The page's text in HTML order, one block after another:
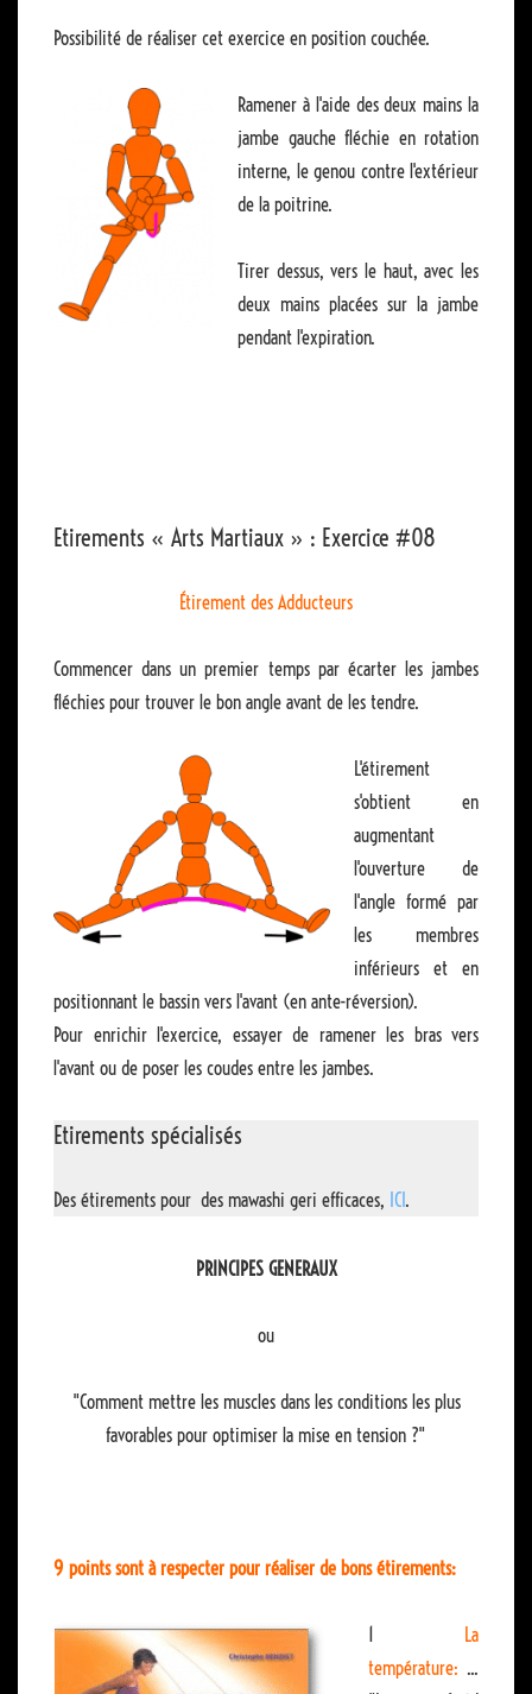
Possibilité de réaliser cet exercice en position couchée.
Ramener à l'aide des deux mains la
jambe gauche fléchie en rotation
interne, le genou contre l'extérieur
de la poitrine.
Tirer dessus, vers le haut, avec les
deux mains placées sur la jambe
pendant l'expiration.
Etirements « Arts Martiaux » : Exercice #08
Étirement des Adducteurs
Commencer dans un premier temps par écarter les jambes
fléchies pour trouver le bon angle avant de les tendre.
L'étirement
s'obtient en
augmentant
l'ouverture de
l'angle formé par
les membres
inférieurs et en
positionnant le bassin vers l'avant (en ante-réversion).
Pour enrichir l'exercice, essayer de ramener les bras vers
l'avant ou de poser les coudes entre les jambes.
Etirements spécialisés
Des étirements pour des mawashi geri efficaces, ICI .
PRINCIPES GENERAUX
ou
"Comment mettre les muscles dans les conditions les plus
favorables pour optimiser la mise en tension ?"
9 points sont à respecter pour réaliser de bons étirements:
1 La
température: ...